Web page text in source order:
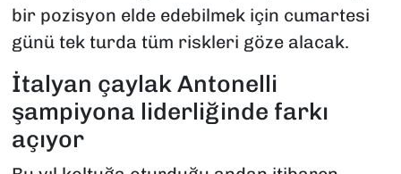
bir pozisyon elde edebilmek için cumartesi
günü tek turda tüm riskleri göze alacak.
İtalyan çaylak Antonelli
şampiyona liderliğinde farkı
açıyor